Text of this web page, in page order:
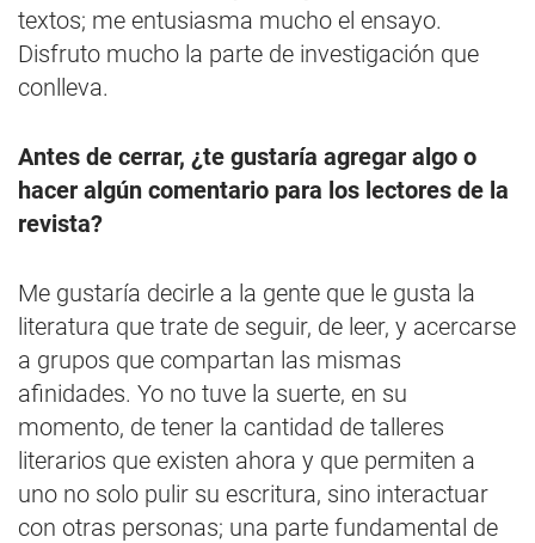
textos; me entusiasma mucho el ensayo.
Disfruto mucho la parte de investigación que
conlleva.
Antes de cerrar, ¿te gustaría agregar algo o
hacer algún comentario para los lectores de la
revista?
Me gustaría decirle a la gente que le gusta la
literatura que trate de seguir, de leer, y acercarse
a grupos que compartan las mismas
afinidades. Yo no tuve la suerte, en su
momento, de tener la cantidad de talleres
literarios que existen ahora y que permiten a
uno no solo pulir su escritura, sino interactuar
con otras personas; una parte fundamental de